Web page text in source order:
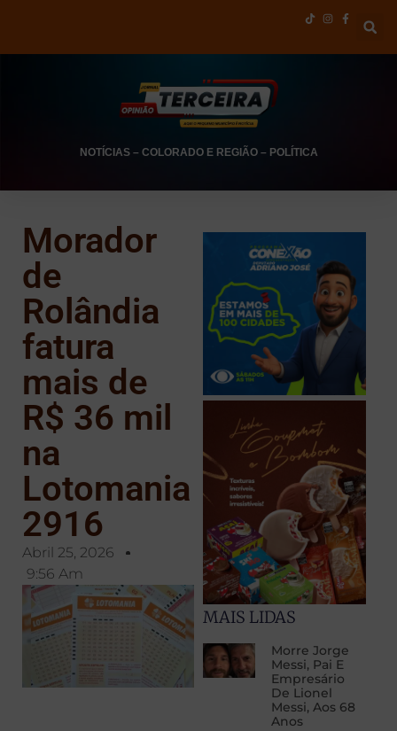
NOTÍCIAS– COLORADO E REGIÃO– POLÍTICA
Morador
de
Rolândia
fatura
mais de
R$ 36 mil
na
Lotomania
2916
Abril 25, 2026
9:56 Am
MAIS LIDAS
Morre Jorge
Messi, Pai E
Empresário
De Lionel
Messi, Aos 68
Anos